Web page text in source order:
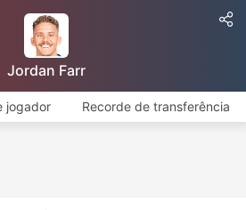
Jordan Farr
jogador Recorde de transferência